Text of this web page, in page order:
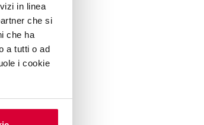
in linea
che si
che ha
a tutti o ad
i cookie
di